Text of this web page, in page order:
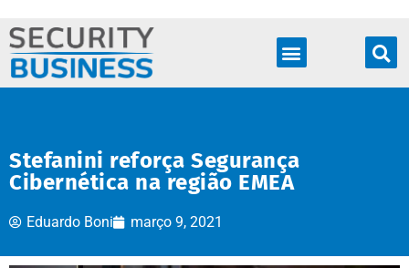
Stefanini reforça Segurança
Cibernética na região EMEA
Eduardo Boni março 9, 2021